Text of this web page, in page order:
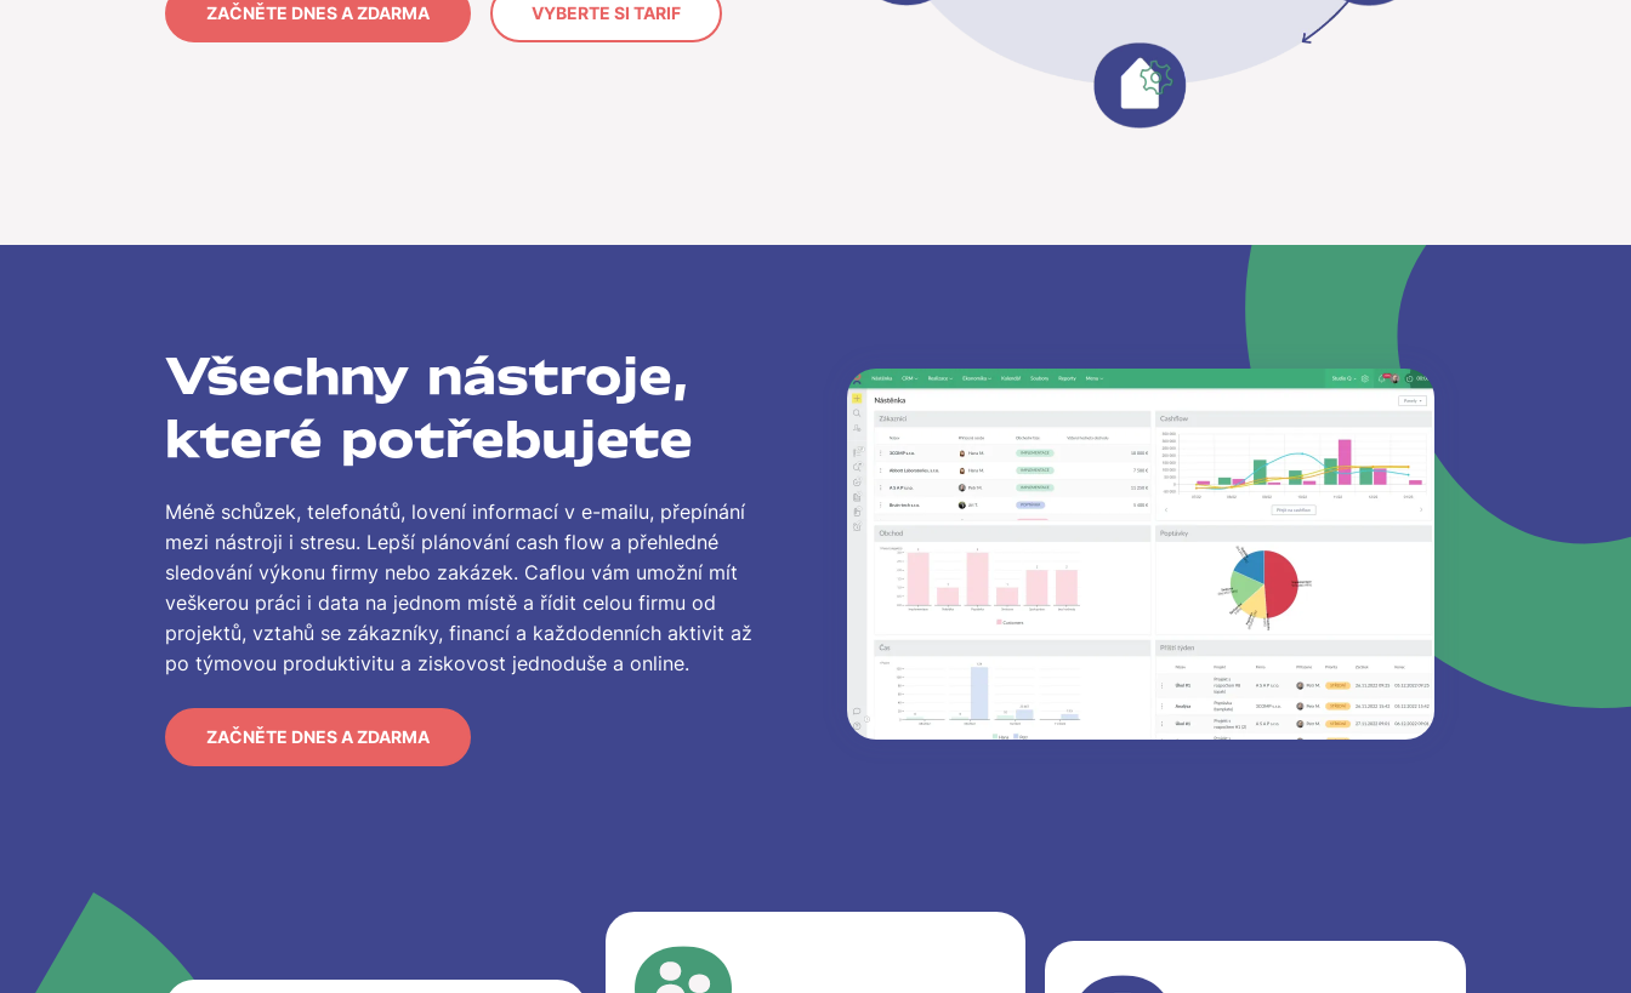
ZAČNĚTE DNES A ZDARMA VYBERTE SI TARIF
Všechny nástroje,
které potřebujete
Méně schůzek, telefonátů, lovení informací v e-mailu, přepínání
mezi nástroji i stresu. Lepší plánování cash flow a přehledné
sledování výkonu firmy nebo zakázek. Caflou vám umožní mít
veškerou práci i data na jednom místě a řídit celou firmu od
projektů, vztahů se zákazníky, financí a každodenních aktivit až
po týmovou produktivitu a ziskovost jednoduše a online.
ZAČNĚTE DNES A ZDARMA